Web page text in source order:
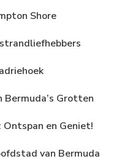
Shore
Grotten
en Geniet!
van Bermuda